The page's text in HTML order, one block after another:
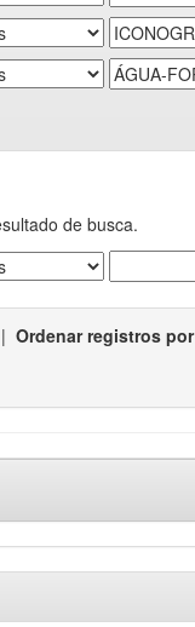
de busca.
| Ordenar registros por